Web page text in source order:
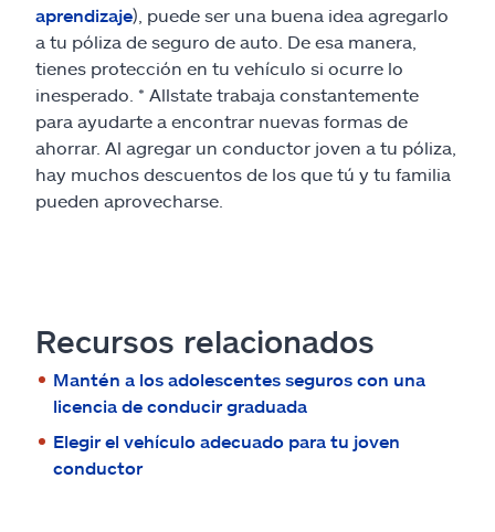
aprendizaje), puede ser una buena idea agregarlo
a tu póliza de seguro de auto. De esa manera,
tienes protección en tu vehículo si ocurre lo
inesperado. * Allstate trabaja constantemente
para ayudarte a encontrar nuevas formas de
ahorrar. Al agregar un conductor joven a tu póliza,
hay muchos descuentos de los que tú y tu familia
pueden aprovecharse.
Recursos relacionados
Mantén a los adolescentes seguros con una
licencia de conducir graduada
Elegir el vehículo adecuado para tu joven
conductor